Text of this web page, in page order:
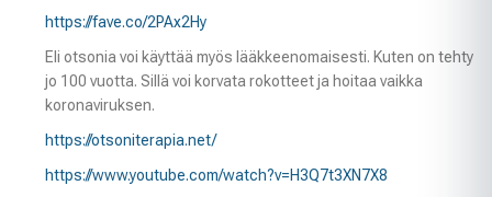
https://fave.co/2PAx2Hy
Eli otsonia voi käyttää myös lääkkeenomaisesti. Kuten on tehty
jo 100 vuotta. Sillä voi korvata rokotteet ja hoitaa vaikka
koronaviruksen.
https://otsoniterapia.net/
https://www.youtube.com/watch?v=H3Q7t3XN7X8